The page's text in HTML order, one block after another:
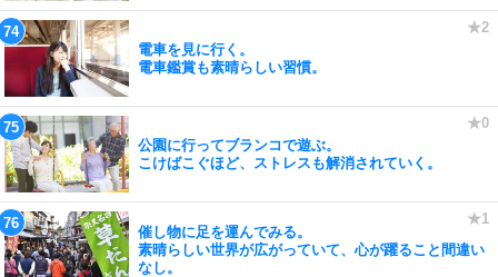
電車を見に行く。
電車鑑賞も素晴らしい習慣。
公園に行ってブランコで遊ぶ。
こけばこぐほど、ストレスも解消されていく。
催し物に足を運んでみる。
素晴らしい世界が広がっていて、心が躍ること間違い
なし。